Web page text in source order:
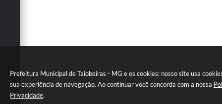
Prefeitura Municipal de Taiobeiras - MG e os cookies: nosso site usa
sua experiência de navegação. Ao continuar você concorda com a nossa
Privacidade.